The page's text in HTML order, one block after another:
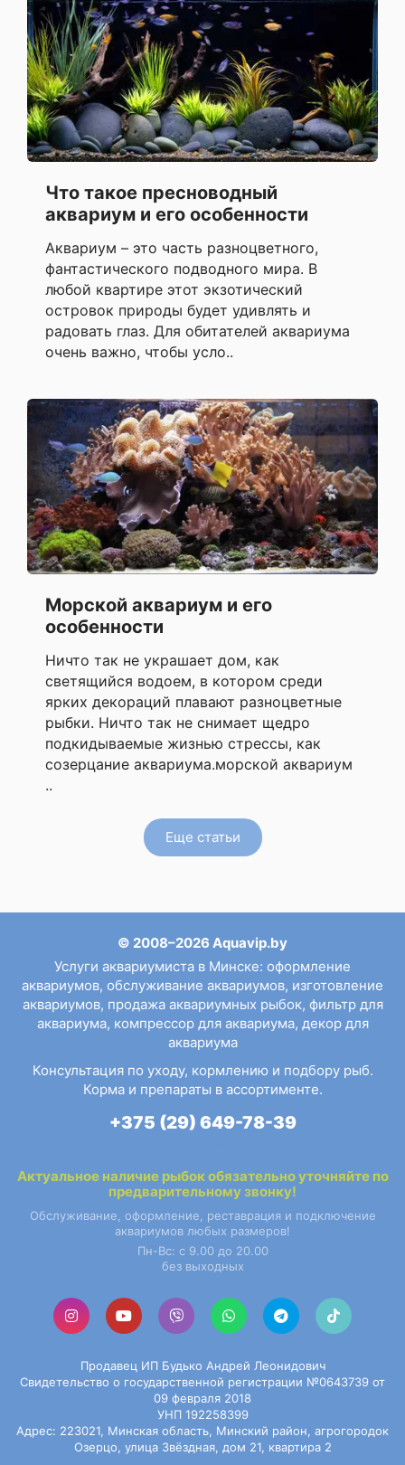
Что такое пресноводный
аквариум и его особенности
Аквариум – это часть разноцветного,
фантастического подводного мира. В
любой квартире этот экзотический
островок природы будет удивлять и
радовать глаз. Для обитателей аквариума
очень важно, чтобы усло..
Морской аквариум и его
особенности
Ничто так не украшает дом, как
светящийся водоем, в котором среди
ярких декораций плавают разноцветные
рыбки. Ничто так не снимает щедро
подкидываемые жизнью стрессы, как
созерцание аквариума.морской аквариум
..
Еще статьи
© 2008–2026 Aquavip.by
Услуги аквариумиста в Минске: оформление
аквариумов, обслуживание аквариумов, изготовление
аквариумов, продажа аквариумных рыбок, фильтр для
аквариума, компрессор для аквариума, декор для
аквариума
Консультация по уходу, кормлению и подбору рыб.
Корма и препараты в ассортименте.
+375 (29) 649-78-39
Актуальное наличие рыбокобязательно уточняйте по
предварительному звонку!
Обслуживание, оформление, реставрация и подключение
аквариумов любых размеров!
Пн-Вс: с 9.00 до 20.00
без выходных
Продавец ИП Будько Андрей Леонидович
Свидетельство о государственной регистрации №0643739 от
09 февраля 2018
УНП 192258399
Адрес: 223021, Минская область, Минский район, агрогородок
Озерцо, улица Звёздная, дом 21, квартира 2